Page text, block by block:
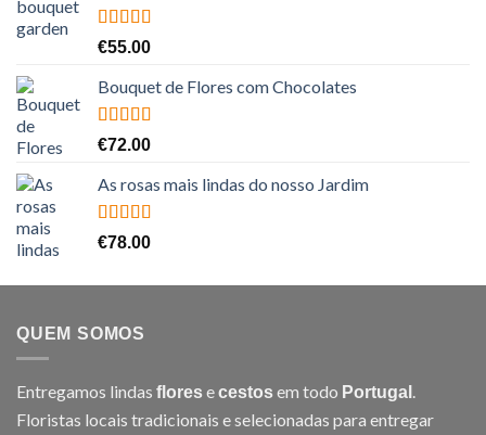
Avaliação
€55.00
Bouquet de Flores com Chocolates
Avaliação
€72.00
As rosas mais lindas do nosso Jardim
Avaliação
€78.00
QUEM SOMOS
Entregamos lindas floresecestosem todo Portugal .
Floristas locais tradicionais e selecionadas para entregar